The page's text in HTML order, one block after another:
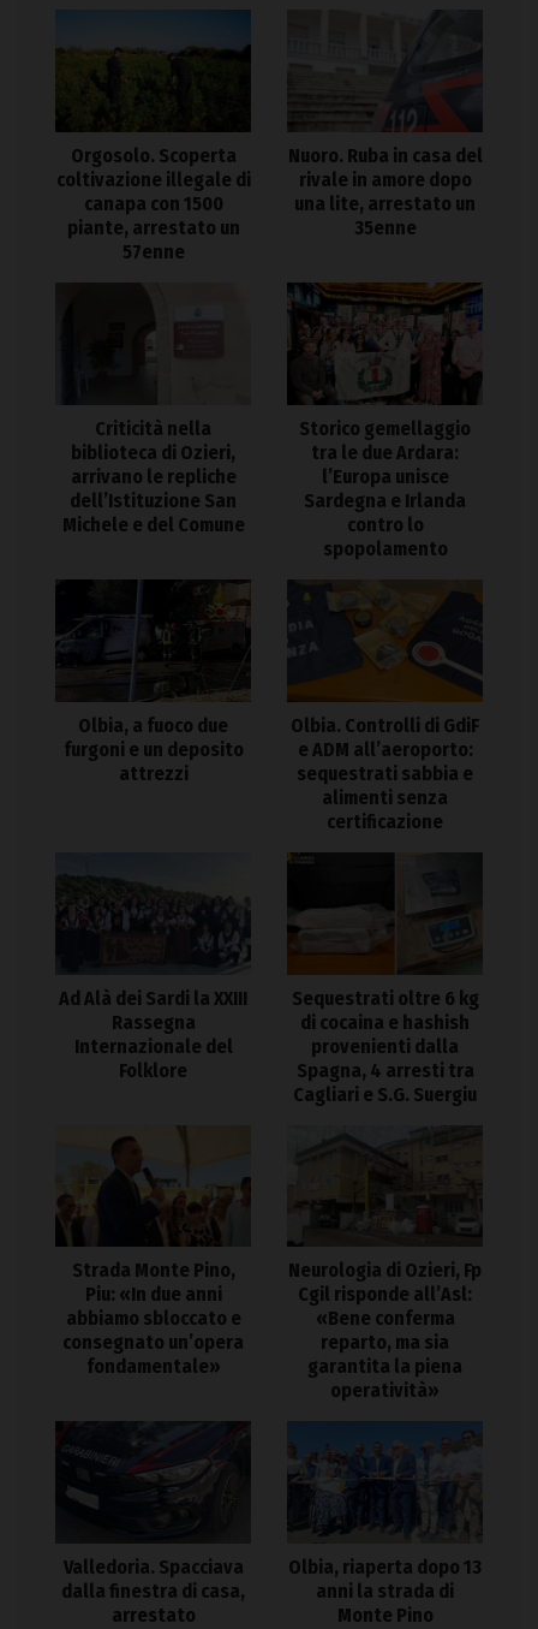
Orgosolo. Scoperta
coltivazione illegale di
canapa con 1500
piante, arrestato un
57enne
Nuoro. Ruba in casa del
rivale in amore dopo
una lite, arrestato un
35enne
Criticità nella
biblioteca di Ozieri,
arrivano le repliche
dell’Istituzione San
Michele e del Comune
Storico gemellaggio
tra le due Ardara:
l’Europa unisce
Sardegna e Irlanda
contro lo
spopolamento
Olbia, a fuoco due
furgoni e un deposito
attrezzi
Olbia. Controlli di GdiF
e ADM all’aeroporto:
sequestrati sabbia e
alimenti senza
certificazione
Ad Alà dei Sardi la XXIII
Rassegna
Internazionale del
Folklore
Sequestrati oltre 6 kg
di cocaina e hashish
provenienti dalla
Spagna, 4 arresti tra
Cagliari e S.G. Suergiu
Strada Monte Pino,
Piu: «In due anni
abbiamo sbloccato e
consegnato un’opera
fondamentale»
Neurologia di Ozieri, Fp
Cgil risponde all’Asl:
«Bene conferma
reparto, ma sia
garantita la piena
operatività»
Valledoria. Spacciava
dalla finestra di casa,
arrestato
Olbia, riaperta dopo 13
anni la strada di
Monte Pino